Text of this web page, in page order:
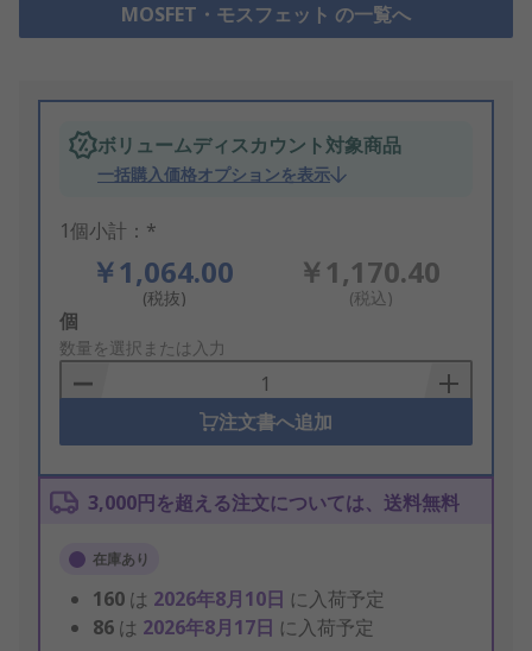
MOSFET・モスフェット の一覧へ
ボリュームディスカウント対象商品
一括購入価格オプションを表示
1個小計：*
￥1,064.00
(税抜)
￥1,170.40
(税込)
Add
to
Basket
個
数量を選択または入力
注文書へ追加
3,000円を超える注文については、送料無料
在庫あり
160 は 2026年8月10日 に入荷予定
86 は 2026年8月17日 に入荷予定